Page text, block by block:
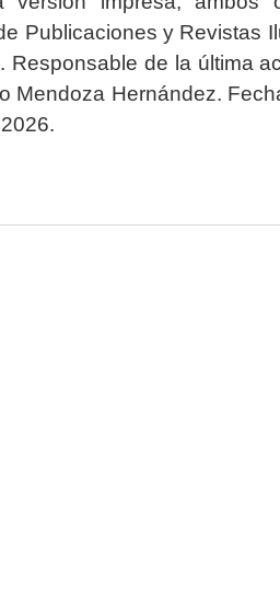
Publicaciones y Revistas
Responsable de la última
Mendoza Hernández.